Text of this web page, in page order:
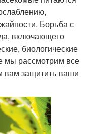
Борьба с
включающего
биологические
мы рассмотрим все
вам защитить ваши